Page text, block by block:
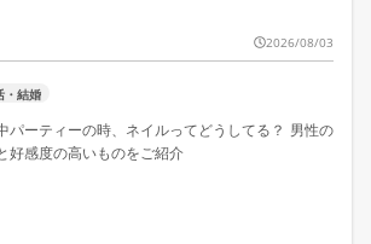
2026/08/03
・結婚
パーティーの時、ネイルってどうしてる？ 男性の
好感度の高いものをご紹介